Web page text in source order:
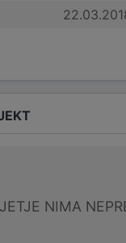
NIMA